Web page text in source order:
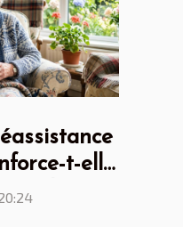
t-elle
?